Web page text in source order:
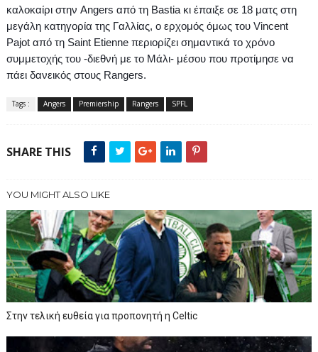
καλοκαίρι στην Angers από τη Bastia κι έπαιξε σε 18 ματς στη
μεγάλη κατηγορία της Γαλλίας, ο ερχομός όμως του Vincent
Pajot από τη Saint Etienne περιορίζει σημαντικά το χρόνο
συμμετοχής του -διεθνή με το Μάλι- μέσου που προτίμησε να
πάει δανεικός στους Rangers.
Tags : Angers Premiership Rangers SPFL
SHARE THIS
YOU MIGHT ALSO LIKE
Στην τελική ευθεία για προπονητή η Celtic